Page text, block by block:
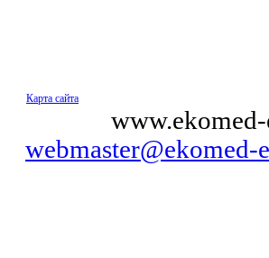
Карта сайта
webmaster@ekomed-